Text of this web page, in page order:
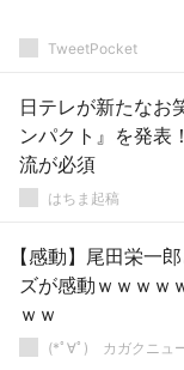
TweetPocket
日テレが新たなお
ンパクト』を発表
流が必須
はちま起稿
【感動】尾田栄一
ズが感動ｗｗｗｗ
ｗｗ
(*ﾟ∀ﾟ)ゞカガクニュ